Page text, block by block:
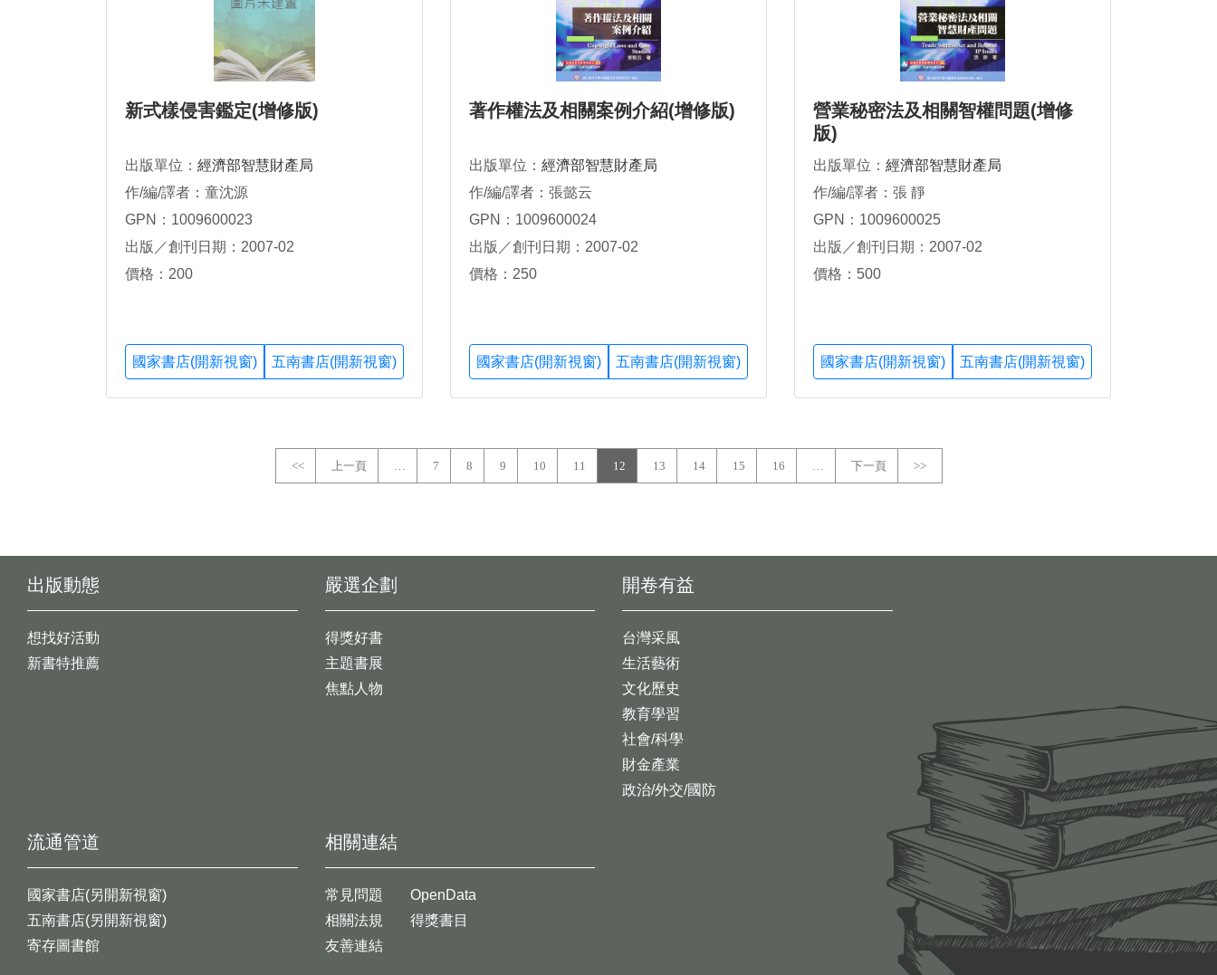
新式樣侵害鑑定(增修版)
出版單位： 經濟部智慧財產局
作/編/譯者：童沈源
GPN：1009600023
出版／創刊日期：2007-02
價格：200
國家書店(開新視窗) 五南書店(開新視窗)
著作權法及相關案例介紹(增修版)
出版單位： 經濟部智慧財產局
作/編/譯者：張懿云
GPN：1009600024
出版／創刊日期：2007-02
價格：250
國家書店(開新視窗) 五南書店(開新視窗)
營業秘密法及相關智權問題(增修
版)
出版單位： 經濟部智慧財產局
作/編/譯者：張 靜
GPN：1009600025
出版／創刊日期：2007-02
價格：500
國家書店(開新視窗) 五南書店(開新視窗)
<< 上一頁 7 8 9 10 11 12 13 14 15 16 下一頁 >>
出版動態
想找好活動
新書特推薦
開卷有益
台灣采風
生活藝術
文化歷史
教育學習
社會/科學
財金產業
政治/外交/國防
嚴選企劃
得獎好書
主題書展
焦點人物
流通管道
國家書店(另開新視窗)
五南書店(另開新視窗)
寄存圖書館
相關連結
常見問題
相關法規
友善連結
OpenData
得獎書目